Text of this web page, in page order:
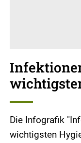
Die Infografik
wichtigsten